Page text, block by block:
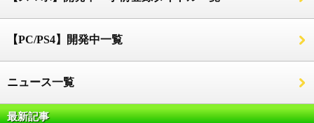
【PC/PS4】開発中一覧
ニュース一覧
最新記事